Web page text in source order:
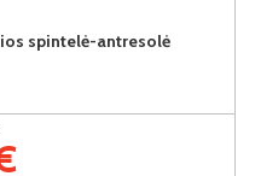
spintelė-antresolė